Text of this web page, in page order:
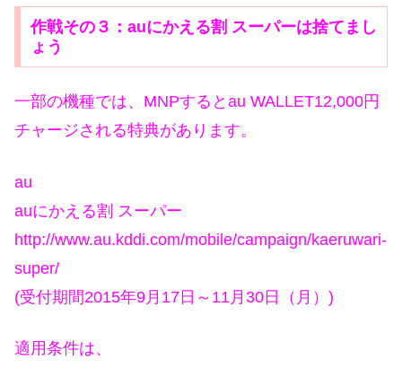
作戦その３：auにかえる割 スーパーは捨てまし
ょう
一部の機種では、MNPするとau WALLET12,000円
チャージされる特典があります。
au
auにかえる割 スーパー
http://www.au.kddi.com/mobile/campaign/kaeruwari-
super/
(受付期間2015年9月17日～11月30日（月）)
適用条件は、